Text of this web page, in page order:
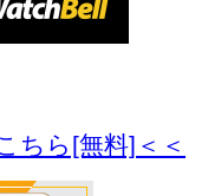
ちら[無料]＜＜